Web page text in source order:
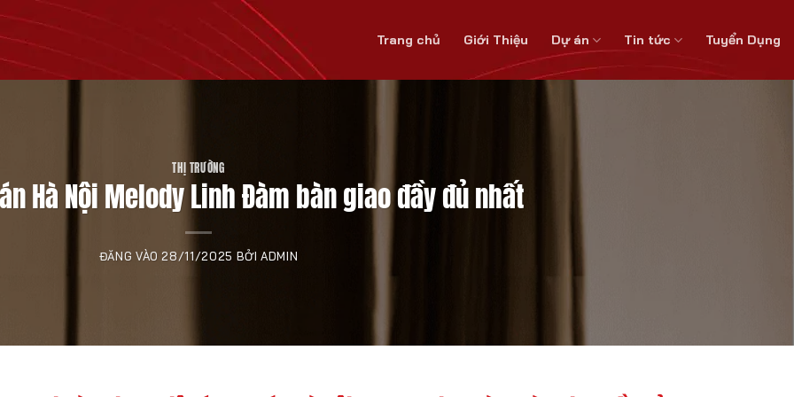
Trang chủ Giới Thiệu Dự án Tin tức Tuyển Dụng
THỊ TRƯỜNG
Hà Nội Melody Linh Đàm bàn giao đầy đủ nhất
ĐĂNG VÀO28/11/2025 BỞIADMIN